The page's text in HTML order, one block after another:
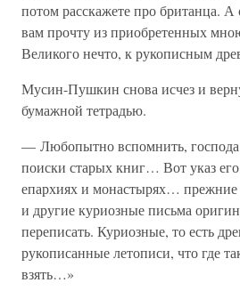
потом расскажете про британца. А
вам прочту из приобретенных
Великого нечто, к рукописным
Мусин-Пушкин снова исчез и
бумажной тетрадью.
— Любопытно вспомнить, господа,
поиски старых книг… Вот указ
епархиях и монастырях…
и другие куриозные письма
переписать. Куриозные, то есть
рукописанные летописи, что где
взять…»